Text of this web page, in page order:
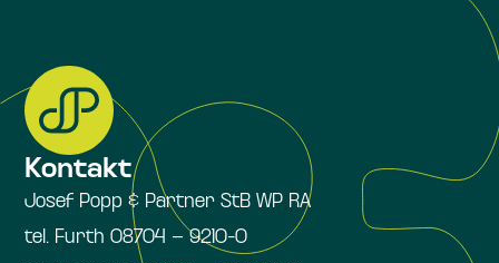
Kontakt
Josef Popp & Partner StB WP RA
tel. Furth 08704 – 9210-0